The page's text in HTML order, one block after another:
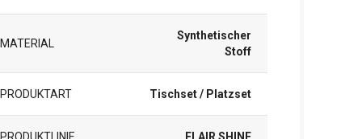
MATERIAL
Synthetischer
Stoff
PRODUKTART Tischset / Platzset